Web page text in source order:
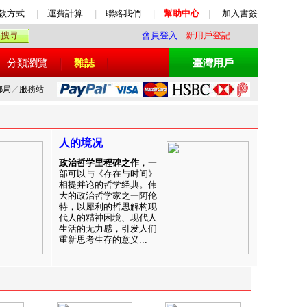
方式 運費計算 聯絡我們 幫助中心 加入書簽
會員登入 新用戶登記
分類瀏覽 雜誌 臺灣用戶
局 ／ 服務站
人的境况
政治哲学里程碑之作 ，一
部可以与《存在与时间》
相提并论的哲学经典。伟
大的政治哲学家之一阿伦
特，以犀利的哲思解构现
代人的精神困境、现代人
生活的无力感，引发人们
重新思考生存的意义...